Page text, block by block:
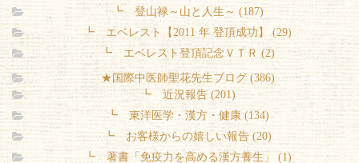
┗ 登山禄～山と人生～ (187)
┗ エベレスト【2011 年 登頂成功】 (29)
┗ エベレスト登頂記念ＶＴＲ (2)
★国際中医師聖花先生ブログ (386)
┗ 近況報告 (201)
┗ 東洋医学・漢方・健康 (134)
┗ お客様からの嬉しい報告 (20)
┗ 著書「免疫力を高める漢方養生」 (1)